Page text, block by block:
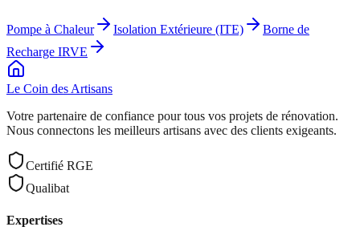
Pompe à Chaleur Isolation Extérieure (ITE)
Borne de
Recharge IRVE
Le Coin desArtisans
Votre partenaire de confiance pour tous vos projets de rénovation.
Nous connectons les meilleurs artisans avec des clients exigeants.
Certifié RGE
Qualibat
Expertises